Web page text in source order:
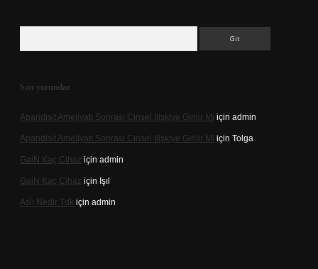
Son yorumlar
Apandisit Ameliyatı Sonrası Cinsel Ilişkiye Girilir Mi için admin
Apandisit Ameliyatı Sonrası Cinsel Ilişkiye Girilir Mi için Tolga
Gai̇N Kaç Cihaz için admin
Gai̇N Kaç Cihaz için Işıl
Aslı Nedir Tdk için admin